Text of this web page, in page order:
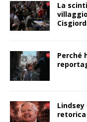
La
Perché
Lindsey